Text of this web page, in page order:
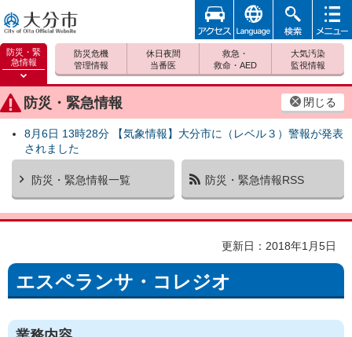
大分市
防災・緊
急情報
防災緊
急情報
を開く
防災・緊急情報 閉じる
8月6日 13時28分 【気象情報】大分市に（レベル３）警報が発表
されました
防災・緊急情報一覧 防災・緊急情報RSS
防災危機
管理情報
休日夜間
当番医
救急・
救命・AED
大気汚染
監視情報
アクセ
ス
foreign 検索
メニュ
更新日：2018年1月5日
エスペランサ・コレジオ